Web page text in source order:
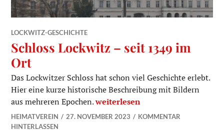
LOCKWITZ-GESCHICHTE
Schloss Lockwitz – seit 1349 im
Ort
Das Lockwitzer Schloss hat schon viel Geschichte erlebt.
Hier eine kurze historische Beschreibung mit Bildern
aus mehreren Epochen.Schloss Lockwitz – seit 1349 im
weiterlesen
HEIMATVEREIN 27. NOVEMBER 2023
KOMMENTAR
HINTERLASSEN